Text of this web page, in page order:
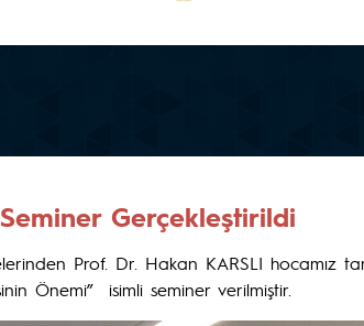
Gerçekleştirildi
Prof. Dr. Hakan KARSLI hocamız
Önemi” isimli seminer verilmiştir.